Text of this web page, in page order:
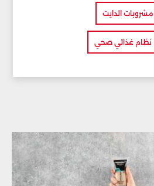
مشروبات الدايت
نظام غذائي صحي